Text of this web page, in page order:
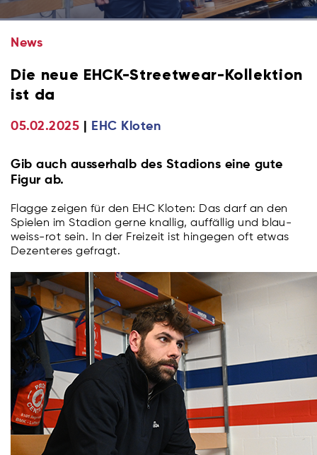
News
Die neue EHCK-Streetwear-Kollektion
ist da
05.02.2025 EHC Kloten
Gib auch ausserhalb des Stadions eine gute
Figur ab.
Flagge zeigen für den EHC Kloten: Das darf an den
Spielen im Stadion gerne knallig, auffällig und blau-
weiss-rot sein. In der Freizeit ist hingegen oft etwas
Dezenteres gefragt.